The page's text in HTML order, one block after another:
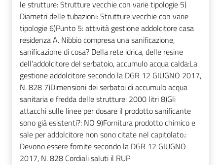
le strutture: Strutture vecchie con varie tipologie 5)
Diametri delle tubazioni: Strutture vecchie con varie
tipologie 6)Punto 5: attività gestione addolcitore casa
residenza A. Nibbio compresa una sanificazione,
sanificazione di cosa? Della rete idrica, delle resine
dell’addolcitore del serbatoio, accumulo acqua calda:La
gestione addolcitore secondo la DGR 12 GIUGNO 2017,
N. 828 7)Dimensioni dei serbatoi di accumulo acqua
sanitaria e fredda delle strutture: 2000 litri 8)Gli
attacchi sulle linee per dosare il prodotto sanificante
sono già esistenti?: NO 9)Fornitura prodotto chimico e
sale per addolcitore non sono citate nel capitolato.:
Devono essere fornite secondo la DGR 12 GIUGNO
2017, N. 828 Cordiali saluti il RUP